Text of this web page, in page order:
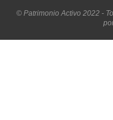
© Patrimonio Activo 2022 -